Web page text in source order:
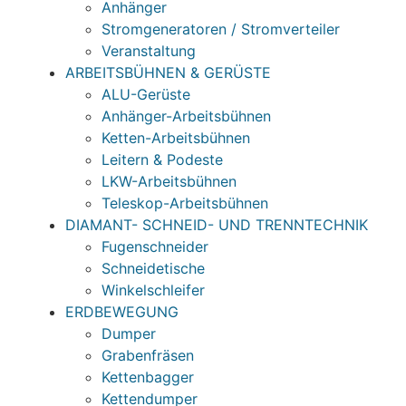
Anhänger
Stromgeneratoren / Stromverteiler
Veranstaltung
ARBEITSBÜHNEN & GERÜSTE
ALU-Gerüste
Anhänger-Arbeitsbühnen
Ketten-Arbeitsbühnen
Leitern & Podeste
LKW-Arbeitsbühnen
Teleskop-Arbeitsbühnen
DIAMANT- SCHNEID- UND TRENNTECHNIK
Fugenschneider
Schneidetische
Winkelschleifer
ERDBEWEGUNG
Dumper
Grabenfräsen
Kettenbagger
Kettendumper